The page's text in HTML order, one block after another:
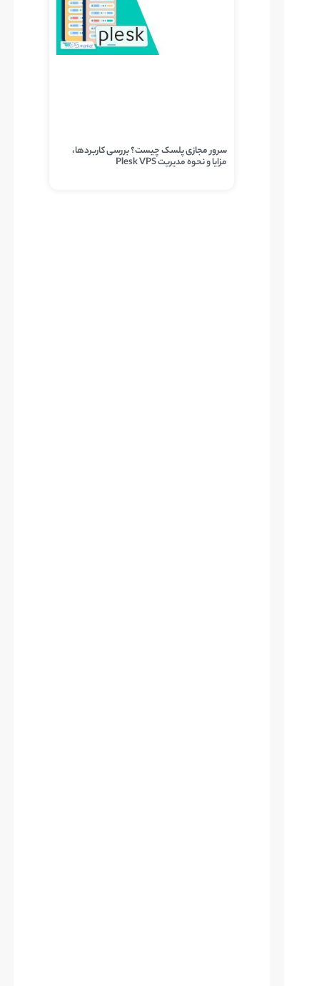
سرور مجازی پلسک چیست؟ بررسی کاربردها،
مزایا و نحوه مدیریت Plesk VPS